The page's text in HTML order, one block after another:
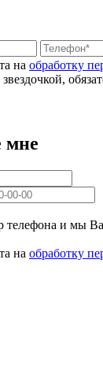
на обработку
мне
телефона и мы
на обработку